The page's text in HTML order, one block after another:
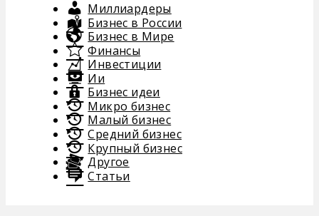
Миллиардеры
Бизнес в России
Бизнес в Мире
Финансы
Инвестиции
Ии
Бизнес идеи
Микро бизнес
Малый бизнес
Средний бизнес
Крупный бизнес
Другое
Статьи